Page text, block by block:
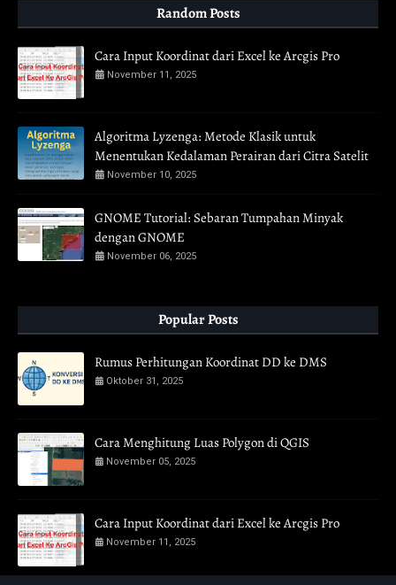
Random Posts
Cara Input Koordinat dari Excel ke Arcgis Pro
November 11, 2025
Algoritma Lyzenga: Metode Klasik untuk
Menentukan Kedalaman Perairan dari Citra Satelit
November 10, 2025
GNOME Tutorial: Sebaran Tumpahan Minyak
dengan GNOME
November 06, 2025
Popular Posts
Rumus Perhitungan Koordinat DD ke DMS
Oktober 31, 2025
Cara Menghitung Luas Polygon di QGIS
November 05, 2025
Cara Input Koordinat dari Excel ke Arcgis Pro
November 11, 2025